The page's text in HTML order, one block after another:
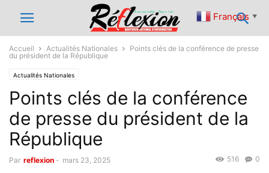
Accueil Actualités Nationales
Points clés de la conférence de presse
du président de la République
Actualités Nationales
Points clés de la conférence
de presse du président de la
République
Par reflexion - mars 23, 2025 0
516
Français ▼